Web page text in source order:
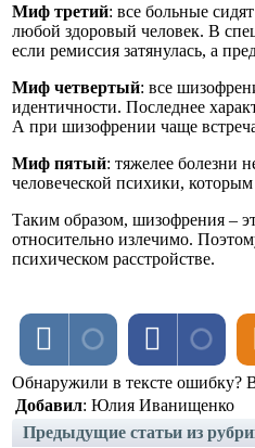
Миф третий: все больные
любой здоровый человек. В
если ремиссия затянулась, а
Миф четвертый: все
идентичности. Последнее
А при шизофрении чаще
Миф пятый: тяжелее болезни
человеческой психики,
Таким образом, шизофрения –
относительно излечимо.
психическом расстройстве.
Обнаружили в тексте ошибку?
Добавил: Юлия Иванищенко
Предыдущие статьи из